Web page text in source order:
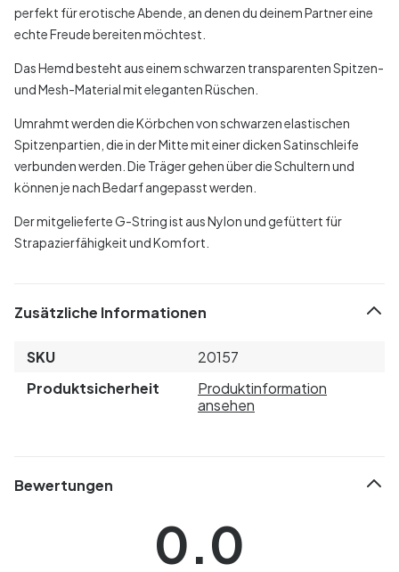
perfekt für erotische Abende, an denen du deinem Partner eine
echte Freude bereiten möchtest.
Das Hemd besteht aus einem schwarzen transparenten Spitzen-
und Mesh-Material mit eleganten Rüschen.
Umrahmt werden die Körbchen von schwarzen elastischen
Spitzenpartien, die in der Mitte mit einer dicken Satinschleife
verbunden werden. Die Träger gehen über die Schultern und
können je nach Bedarf angepasst werden.
Der mitgelieferte G-String ist aus Nylon und gefüttert für
Strapazierfähigkeit und Komfort.
Zusätzliche Informationen
SKU
20157
Produktsicherheit
Produktinformation
ansehen
Bewertungen
0.0